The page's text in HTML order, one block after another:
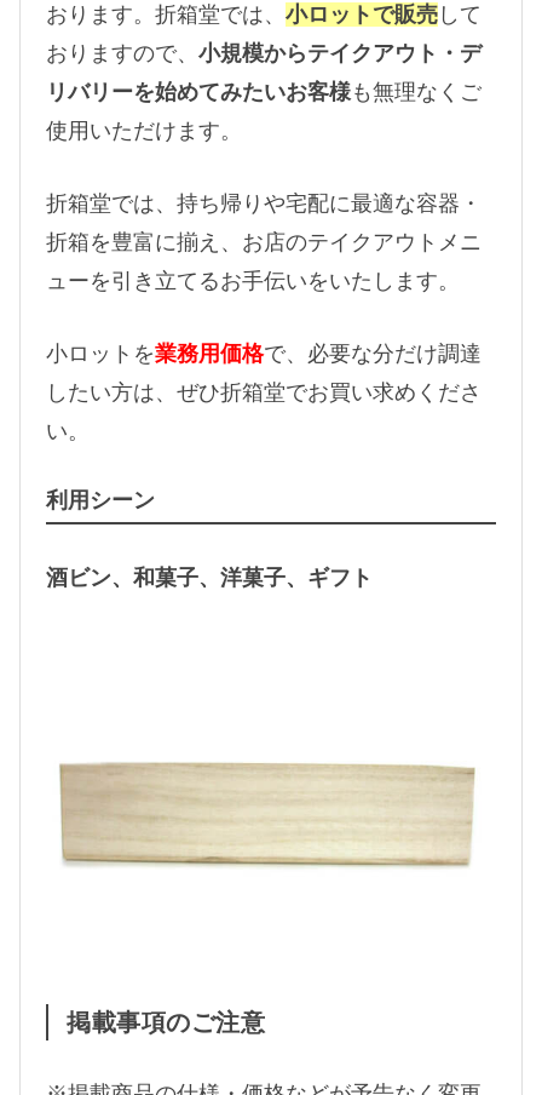
おります。折箱堂では、 小ロットで販売 して
おりますので、 小規模からテイクアウト・デ
リバリーを始めてみたいお客様も無理なくご
使用いただけます。
折箱堂では、持ち帰りや宅配に最適な容器・
折箱を豊富に揃え、お店のテイクアウトメニ
ューを引き立てるお手伝いをいたします。
小ロットを業務用価格で、必要な分だけ調達
したい方は、ぜひ折箱堂でお買い求めくださ
い。
利用シーン
酒ビン、和菓子、洋菓子、ギフト
掲載事項のご注意